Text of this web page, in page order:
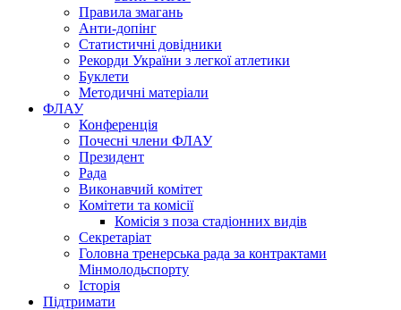
Правила змагань
Анти-допінг
Статистичні довідники
Рекорди України з легкої атлетики
Буклети
Методичні матеріали
ФЛАУ
Конференція
Почесні члени ФЛАУ
Президент
Рада
Виконавчий комітет
Комітети та комісії
Комісія з поза стадіонних видів
Секретаріат
Головна тренерська рада за контрактами
Мінмолодьспорту
Історія
Підтримати